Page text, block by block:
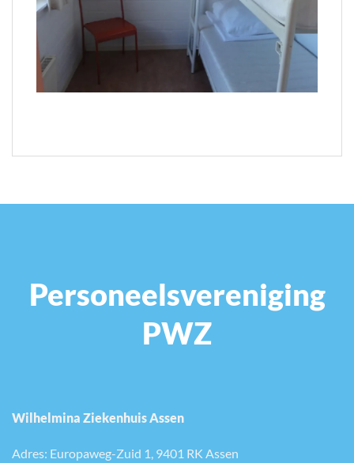
Personeelsvereniging
PWZ
Wilhelmina Ziekenhuis Assen
Adres: Europaweg-Zuid 1, 9401 RK Assen